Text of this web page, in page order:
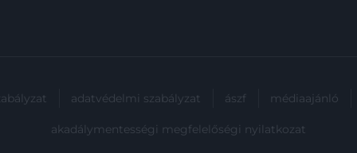
adatvédelmi szabályzat ászf médiaajánló
akadálymentességi megfelelőségi nyilatkozat